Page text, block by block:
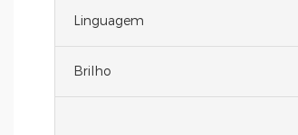
Linguagem
Brilho